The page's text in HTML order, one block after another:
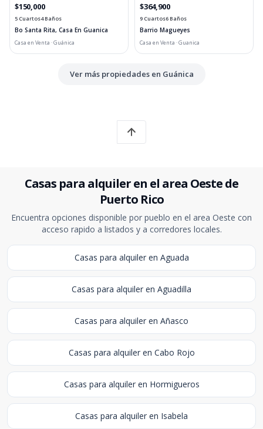
$150,000
5 Cuartos4 Baños
Bo Santa Rita, Casa En Guanica
Casa en Venta · Guánica
$364,900
9 Cuartos6 Baños
Barrio Magueyes
Casa en Venta · Guanica
Ver más propiedades en Guánica
Casas para alquiler en el area Oeste de
Puerto Rico
Encuentra opciones disponible por pueblo en el area Oeste con
acceso rapido a listados y a corredores locales.
Casas para alquiler en Aguada
Casas para alquiler en Aguadilla
Casas para alquiler en Añasco
Casas para alquiler en Cabo Rojo
Casas para alquiler en Hormigueros
Casas para alquiler en Isabela